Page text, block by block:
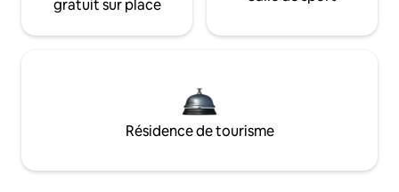
gratuit sur place
Résidence de tourisme